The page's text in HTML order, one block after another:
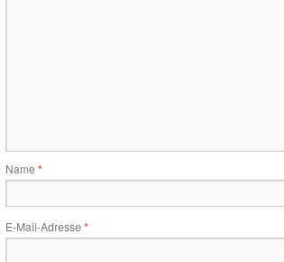
Name *
E-Mail-Adresse *